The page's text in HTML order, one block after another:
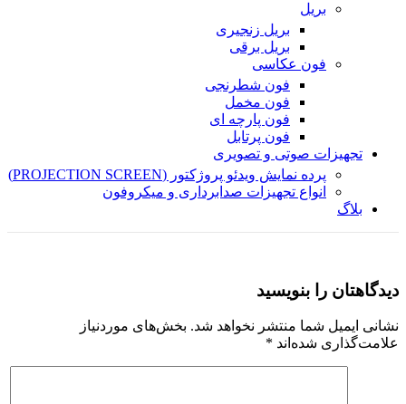
بریل
بریل زنجیری
بریل برقی
فون عکاسی
فون شطرنجی
فون مخمل
فون پارچه ای
فون پرتابل
تجهیزات صوتی و تصویری
پرده نمایش ویدئو پروژکتور (PROJECTION SCREEN)
انواع تجهیزات صدابرداری و میکروفون
بلاگ
دیدگاهتان را بنویسید
نشانی ایمیل شما منتشر نخواهد شد. بخش‌های موردنیاز
علامت‌گذاری شده‌اند *